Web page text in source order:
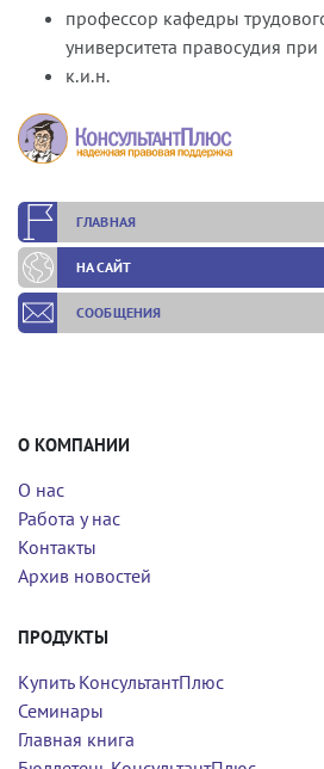
профессор кафедры
университета правосудия
к.и.н.
ГЛАВНАЯ
НА САЙТ
СООБЩЕНИЯ
О КОМПАНИИ
О нас
Работа у нас
Контакты
Архив новостей
ПРОДУКТЫ
Купить КонсультантПлюс
Семинары
Главная книга